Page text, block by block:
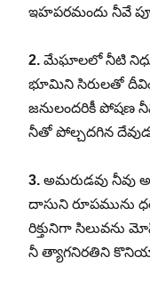
ఇహపరమందు నీవే
|| స్తుతి
2.మేఘాలలో నీటి
భూమిని సిరులతో
జనులందరికీ పోషణ
నీతో పోల్చదగిన
|| స్తుతి
3.అమరుడవు నీవు
దాసుని రూపమును
రిక్తునిగా సిలువను
నీ త్యాగనిరతిని
|| స్తుతి